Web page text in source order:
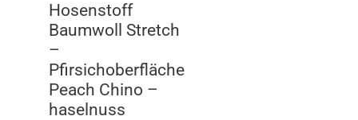
Hosenstoff
Baumwoll Stretch
–
Pfirsichoberfläche
Peach Chino –
haselnuss